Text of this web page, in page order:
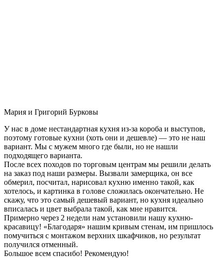
Мария и Григорий Бурковы
У нас в доме нестандартная кухня из-за короба и выступов,
поэтому готовые кухни (хоть они и дешевле) — это не наш
вариант. Мы с мужем много где были, но не нашли
подходящего варианта.
После всех походов по торговым центрам мы решили делать
на заказ под наши размеры. Вызвали замерщика, он все
обмерил, посчитал, нарисовал кухню именно такой, как
хотелось, и картинка в голове сложилась окончательно. Не
скажу, что это самый дешевый вариант, но кухня идеально
вписалась и цвет выбрала такой, как мне нравится.
Примерно через 2 недели нам установили нашу кухню-
красавицу! «Благодаря» нашим кривым стенам, им пришлось
помучиться с монтажом верхних шкафчиков, но результат
получился отменный.
Большое всем спасибо! Рекомендую!